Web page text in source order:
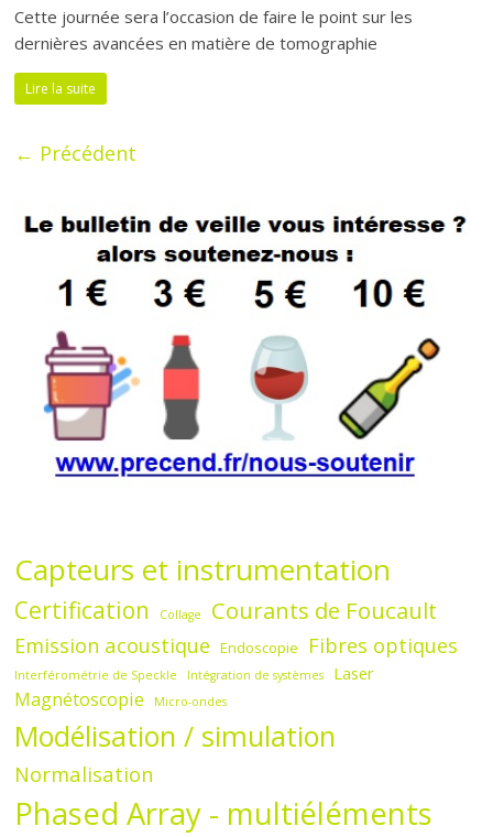
Cette journée sera l’occasion de faire le point sur les
dernières avancées en matière de tomographie
Lire la suite
← Précédent
Capteurs et instrumentation
Certification Collage Courants de Foucault
Emission acoustique Endoscopie Fibres optiques
Interférométrie de Speckle Intégration de systèmes Laser
Magnétoscopie Micro-ondes
Modélisation / simulation
Normalisation
Phased Array - multiéléments